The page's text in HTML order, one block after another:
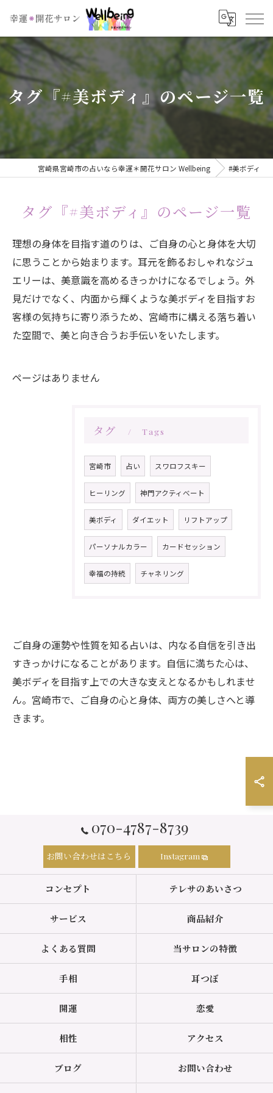
タグ『#美ボディ』のページ一覧
宮崎県宮崎市の占いなら幸運＊開花サロン Wellbeing #美ボディ
タグ『#美ボディ』のページ一覧
理想の身体を目指す道のりは、ご自身の心と身体を大切
に思うことから始まります。耳元を飾るおしゃれなジュ
エリーは、美意識を高めるきっかけになるでしょう。外
見だけでなく、内面から輝くような美ボディを目指すお
客様の気持ちに寄り添うため、宮崎市に構える落ち着い
た空間で、美と向き合うお手伝いをいたします。
ページはありません
タグ Tags
宮崎市 占い スワロフスキー
ヒーリング 神門アクティべート
美ボディ ダイエット リフトアップ
パーソナルカラー カードセッション
幸福の持続 チャネリング
ご自身の運勢や性質を知る占いは、内なる自信を引き出
すきっかけになることがあります。自信に満ちた心は、
美ボディを目指す上での大きな支えとなるかもしれませ
ん。宮崎市で、ご自身の心と身体、両方の美しさへと導
きます。
070-4787-8739
お問い合わせはこちら Instagram
コンセプト テレサのあいさつ
サービス 商品紹介
よくある質問 当サロンの特徴
手相 耳つぼ
開運 恋愛
相性 アクセス
ブログ お問い合わせ